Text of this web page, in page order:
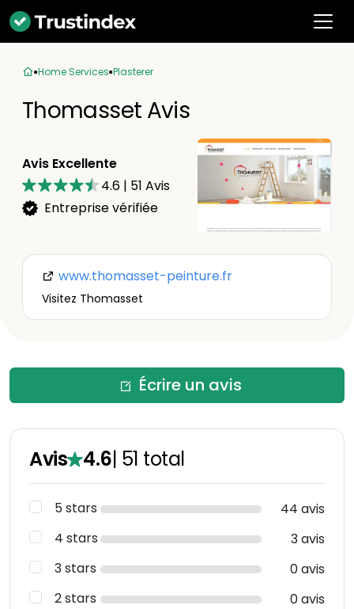
Home Services Plasterer
Thomasset Avis
Avis Excellente
4.6 | 51 Avis
Entreprise vérifiée
www.thomasset-peinture.fr
Visitez Thomasset
Écrire un avis
Avis 4.6| 51 total
5 stars
44 avis
4 stars
3 avis
3 stars
0 avis
2 stars
0 avis